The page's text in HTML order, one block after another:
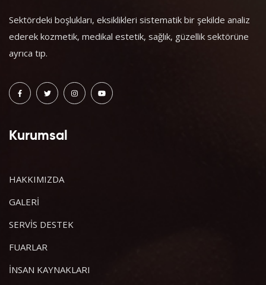
Sektördeki boşlukları, eksiklikleri sistematik bir şekilde analiz
ederek kozmetik, medikal estetik, sağlık, güzellik sektörüne
ayrıca tıp.
Kurumsal
HAKKIMIZDA
GALERİ
SERVİS DESTEK
FUARLAR
İNSAN KAYNAKLARI